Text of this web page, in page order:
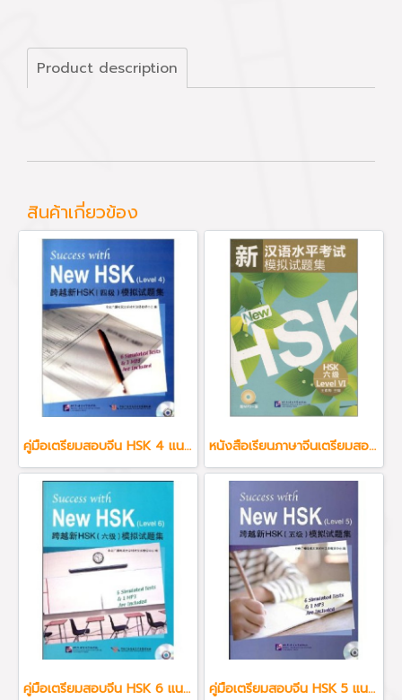
Product description
สินค้าเกี่ยวข้อง
คู่มือเตรียมสอบจีน HSK 4 แนวข้อสอบใหม่ล่าสุด + MP3 หนังสือเรียนภาษาจีนเตรียมสอบ HSK ระดับ 6 พร้อม MP3
คู่มือเตรียมสอบจีน HSK 6 แนวข้อสอบใหม่ล่าสุด + MP3 คู่มือเตรียมสอบจีน HSK 5 แนวข้อสอบใหม่ล่าสุด + MP3